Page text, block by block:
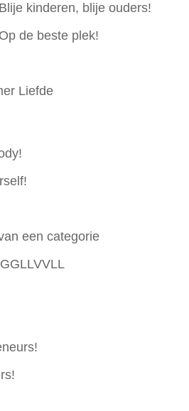
kinderen, blije ouders!
de beste plek!
Liefde
een categorie